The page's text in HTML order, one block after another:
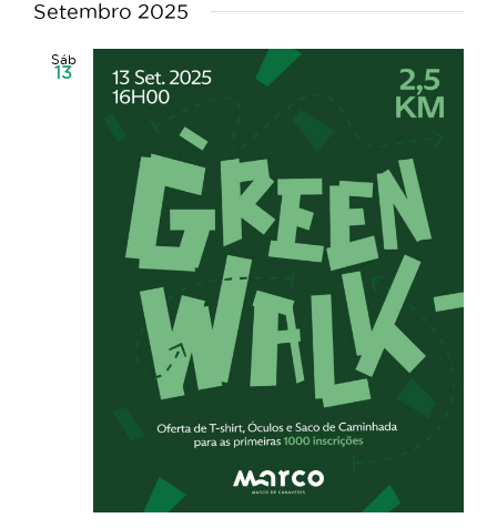
e
de
Eventos
a
data.
Setembro 2025
Sáb
13